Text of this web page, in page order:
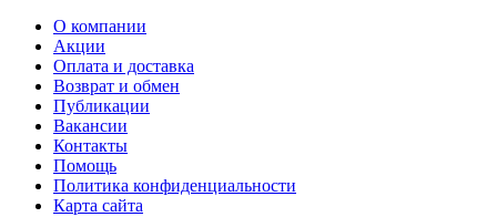
О компании
Акции
Оплата и доставка
Возврат и обмен
Публикации
Вакансии
Контакты
Помощь
Политика конфиденциальности
Карта сайта